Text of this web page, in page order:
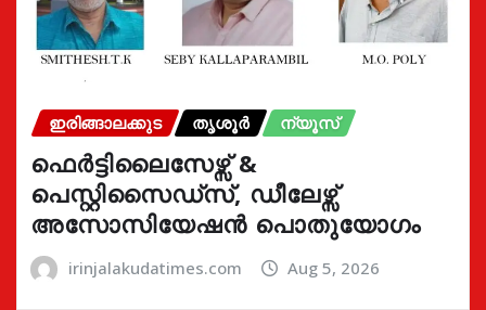
ഇരിങ്ങാലക്കുട തൃശൂർ ന്യൂസ്
ഫെർട്ടിലൈസേഴ്സ് &
പെസ്റ്റിസൈഡ്സ്, ഡീലേഴ്സ്
അസോസിയേഷൻ പൊതുയോഗം
irinjalakudatimes.com Aug 5, 2026